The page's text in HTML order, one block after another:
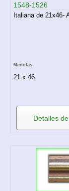
1548-1526
Italiana de 21x46-
Medidas
21 x 46
Detalles